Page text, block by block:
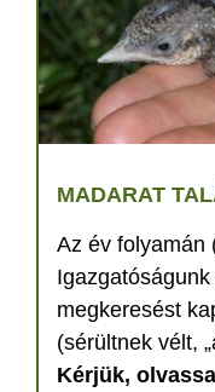
MADARAT
Az év folyamán
megkeresést
(sérültnek vélt,
Kérjük,